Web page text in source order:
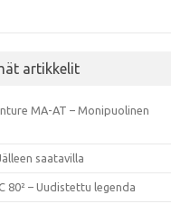
artikkelit
MA-AT – Monipuolinen
saatavilla
80² – Uudistettu legenda